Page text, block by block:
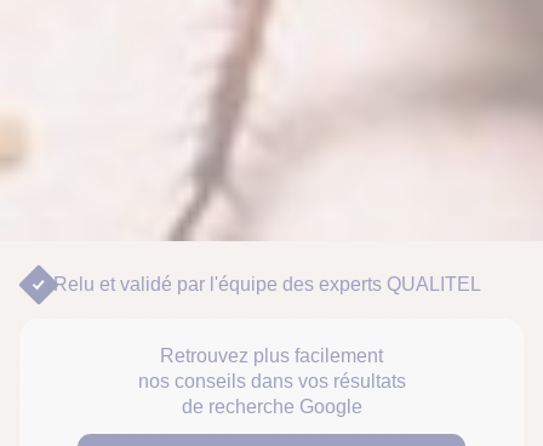
Relu et validé par l'équipe des experts QUALITEL
Retrouvez plus facilement
nos conseils dans vos résultats
de recherche Google